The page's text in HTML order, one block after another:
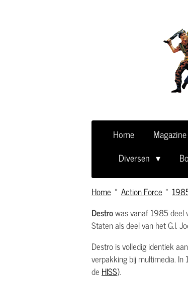
Home Magazine
Diversen
Home » Action Force »
Destrowas vanaf 1985 deel
Staten als deel van het G.I.
Destro is volledig identiek
verpakking bij multimedia.
de HISS).